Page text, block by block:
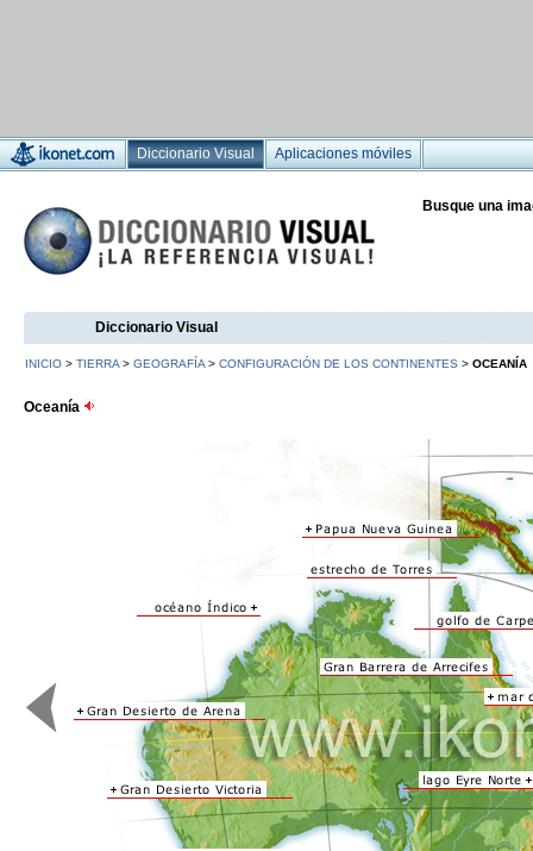
Diccionario Visual Aplicaciones móviles
Busque una
Diccionario Visual
INICIO > TIERRA > GEOGRAFÍA > CONFIGURACIÓN DE LOS CONTINENTES > OCEANÍA
Oceanía